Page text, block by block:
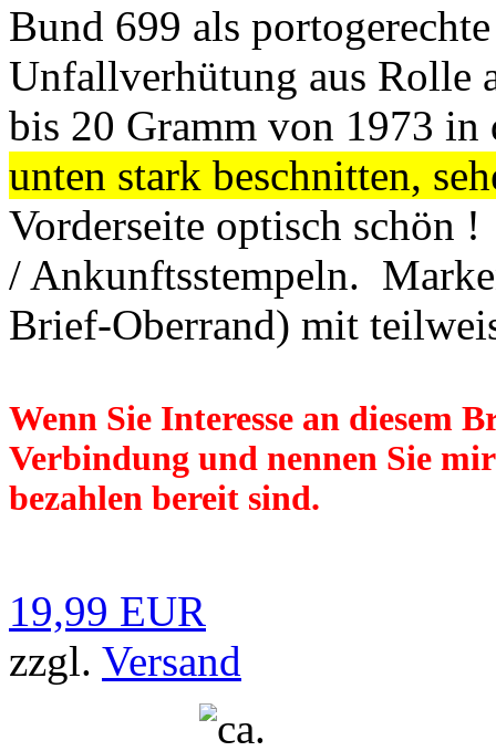
Bund 699 als
Unfallverhütung aus Rolle
bis 20 Gramm von 1973
unten stark beschnitten,
Vorderseite optisch
/ Ankunftsstempeln.
Brief-Oberrand) mit
Wenn Sie Interesse an diesem
Verbindung und nennen Sie
bezahlen bereit sind.
19,99 EUR
zzgl. Versand